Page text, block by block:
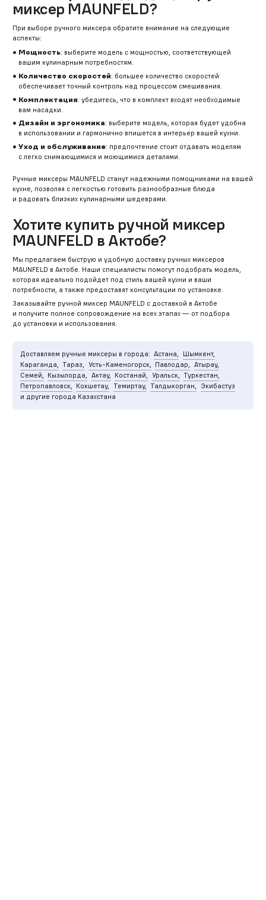
миксер MAUNFELD?
При выборе ручного миксера обратите внимание на следующие
аспекты:
Мощность: выберите модель с мощностью, соответствующей
вашим кулинарным потребностям.
Количество скоростей: большее количество скоростей
обеспечивает точный контроль над процессом смешивания.
Комплектация: убедитесь, что в комплект входят необходимые
вам насадки.
Дизайн и эргономика: выберите модель, которая будет удобна
в использовании и гармонично впишется в интерьер вашей кухни.
Уход и обслуживание: предпочтение стоит отдавать моделям
с легко снимающимися и моющимися деталями.
Ручные миксеры MAUNFELD станут надежными помощниками на вашей
кухне, позволяя с легкостью готовить разнообразные блюда
и радовать близких кулинарными шедеврами.
Хотите купить ручной миксер
MAUNFELD в Актобе?
Мы предлагаем быструю и удобную доставку ручных миксеров
MAUNFELD в Актобе. Наши специалисты помогут подобрать модель,
которая идеально подойдет под стиль вашей кухни и ваши
потребности, а также предоставят консультации по установке.
Заказывайте ручной миксер MAUNFELD с доставкой в Актобе
и получите полное сопровождение на всех этапах — от подбора
до установки и использования.
Доставляем ручные миксеры в города: Астана,
Шымкент,
Караганда, Тараз, Усть-Каменогорск, Павлодар, Атырау,
Семей, Кызылорда, Актау, Костанай, Уральск, Туркестан,
Петропавловск, Кокшетау, Темиртау, Талдыкорган,
Экибастуз
и другие города Казахстана